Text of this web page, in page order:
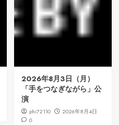
2026年8月3日（月）
「手をつなぎながら」公
演
phi72110
2026年8月4日
0